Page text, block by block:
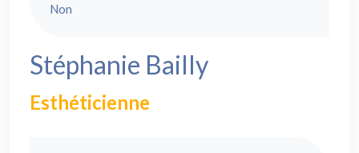
Non
Stéphanie Bailly
Esthéticienne